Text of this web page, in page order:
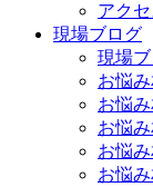
アク
現場ブログ
現場
お悩み
お悩
お悩
お悩
お悩